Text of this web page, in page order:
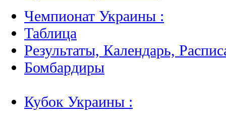
Чемпионат Украины :
Таблица
Результаты, Календарь,
Бомбардиры
Кубок Украины :